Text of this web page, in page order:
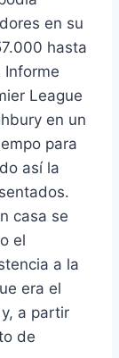
en su
hasta
Informe
League
en un
para
así la
casa se
el
a la
era el
a partir
de